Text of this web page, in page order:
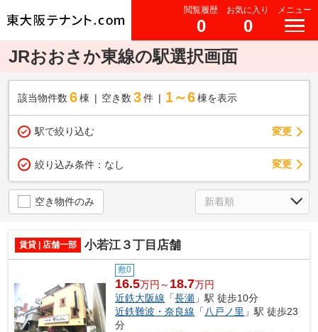
閲覧履歴
0
お気に入り
0
メニュー
JRおおさか東線の駅選択画面
該当物件数 6棟 空き数 3 件 1～6 棟を表示
駅で絞り込む 変更
絞り込み条件： なし 変更
空き物件のみ
賃貸 | 店舗一部 小若江３丁目店舗
敷0
16.5万円～ 18.7万円
近鉄大阪線 「長瀬 」駅 徒歩10分
近鉄難波・奈良線 「八戸ノ里 」駅 徒歩23
分